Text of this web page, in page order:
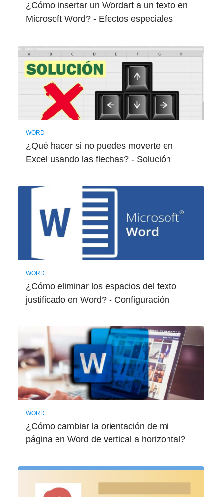
¿Cómo insertar un Wordart a un texto en
Microsoft Word? - Efectos especiales
WORD
¿Qué hacer si no puedes moverte en
Excel usando las flechas? - Solución
WORD
¿Cómo eliminar los espacios del texto
justificado en Word? - Configuración
WORD
¿Cómo cambiar la orientación de mi
página en Word de vertical a horizontal?